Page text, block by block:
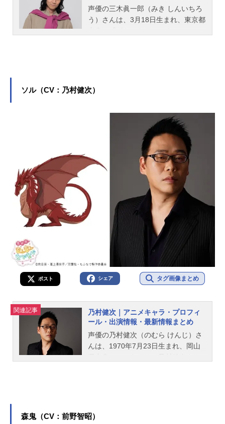
声優の三木眞一郎（みき しんいちろ
う）さんは、3月18日生まれ、東京都
木眞一郎さんのオススメ記事をご紹
介！
ソル（CV：乃村健次）
ポスト シェア タグ画像まとめ
関連記事
乃村健次｜アニメキャラ・プロフィ
ール・出演情報・最新情報まとめ
声優の乃村健次（のむら けんじ）さ
んは、1970年7月23日生まれ、岡山
森鬼（CV：前野智昭）